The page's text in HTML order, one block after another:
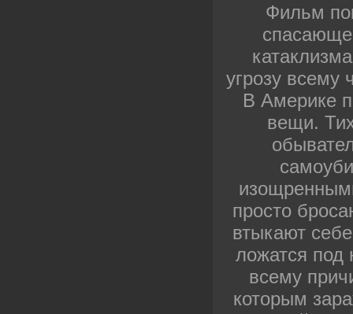
Фильм
угрозу всему
В Америке
вещи.
просто
втыкают
ложатся под
всему
которым